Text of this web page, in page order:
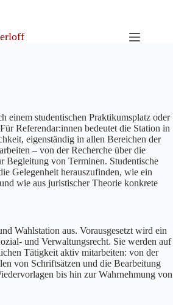
einem studentischen Praktikumsplatz oder
Referendar:innen bedeutet die Station in
eigenständig in allen Bereichen der
– von der Recherche über die
Begleitung von Terminen. Studentische
Gelegenheit herauszufinden, wie ein
wie aus juristischer Theorie konkrete
Wahlstation aus. Vorausgesetzt wird ein
und Verwaltungsrecht. Sie werden auf
Tätigkeit aktiv mitarbeiten: von der
von Schriftsätzen und die Bearbeitung
bis hin zur Wahrnehmung von